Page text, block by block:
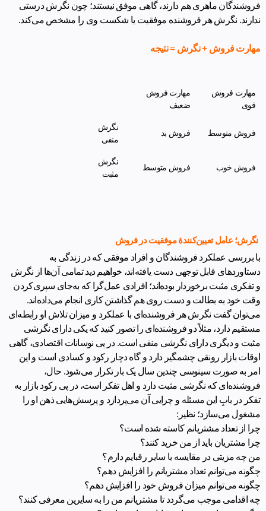
فروشندگان ماهری هم دارند، گاهی موفق نیستند؛ چون نگرش درستی
ندارند. نگرش هر فروشنده موفقیت یا شکست وی را مشخص می‌کند.
مهارت فروش + نگرش = نتیجه
مهارت فروش
قوی
مهارت فروش
ضعیف
فروش متوسط فروش بد
نگرش
منفی
فروش خوب فروش متوسط
نگرش
مثبت
نگرش؛ عامل تعیین‌کنندۀ موفقیت در فروش
با بررسی عملکرد فروشندگان و افراد موفقی که در زندگی به
دستاوردهای قابل توجهی دست یافته‌اند، خواهیم دید تمامی آن‌ها از نگرش
و تفکری مثبت برخوردار بوده‌اند؛ افرادی عمل‌گرا که به‌جای سپری‌کردن
وقت خود به بطالت و دست روی هم گذاشتن کاری انجام می‌داده‌اند.
می‌توان گفت نگرش هر فروشنده‌ای با عملکرد و میزان تلاش او رابطه‌ای
مستقیم دارد، مثلاً دو فروشنده‌ای را تصور کنید که یکی دارای نگرشی
مثبت و دیگری دارای نگرشی منفی است. در پی نوسانات اقتصادی، گاهی
اوقات بازار رونقی چشمگیر دارد و گاه دچار رکود و کسادی است و این
امر به صورت سینوسی چندین سال یک‌ بار تکرار می‌شود. حال،
فروشنده‌ای که نگرشی مثبت دارد و اهل تفکر است، در پی رکود بازار به
تفکر در بابِ این مسئله و چرایی آن می‌پردازد و پرسش‌هایی ذهن او را
مشغول می‌سازد؛ نظیر:
چرا از تعداد مشتریانم کاسته شده‌ است؟
چرا مشتریان باید از من خرید کنند؟
من چه مزیتی در مقایسه با سایر رقبایم دارم؟
چگونه می‌توانم تعداد مشتریانم را افزایش دهم؟
چگونه می‌توانم میزان فروش خود را افزایش دهم؟
چه اقدامی موجب می‌گردد تا مشتریانم من را به سایرین معرفی کنند؟